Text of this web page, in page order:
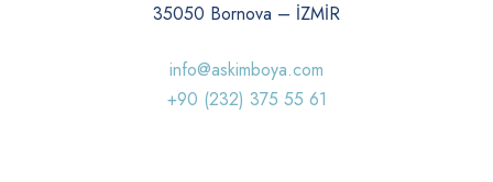
35050 Bornova – İZMİR
info@askimboya.com
+90 (232) 375 55 61